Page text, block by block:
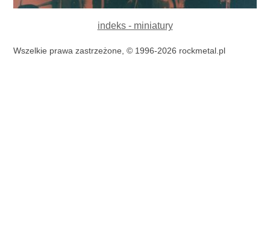
indeks - miniatury
Wszelkie prawa zastrzeżone, © 1996-2026 rockmetal.pl